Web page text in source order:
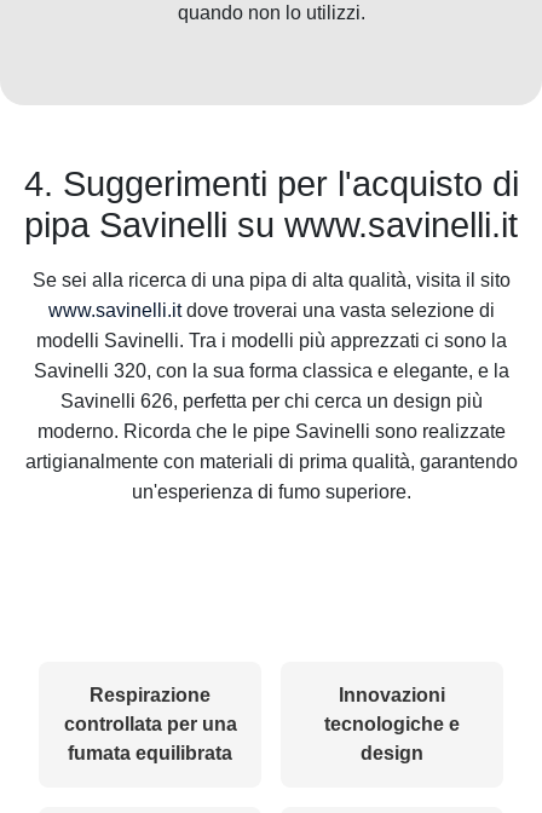
quando non lo utilizzi.
4. Suggerimenti per l'acquisto di
pipa Savinelli su www.savinelli.it
Se sei alla ricerca di una pipa di alta qualità, visita il sito
www.savinelli.itdove troverai una vasta selezione di
modelli Savinelli. Tra i modelli più apprezzati ci sono la
Savinelli 320, con la sua forma classica e elegante, e la
Savinelli 626, perfetta per chi cerca un design più
moderno. Ricorda che le pipe Savinelli sono realizzate
artigianalmente con materiali di prima qualità, garantendo
un'esperienza di fumo superiore.
Respirazione
controllata per una
fumata equilibrata
Innovazioni
tecnologiche e
design